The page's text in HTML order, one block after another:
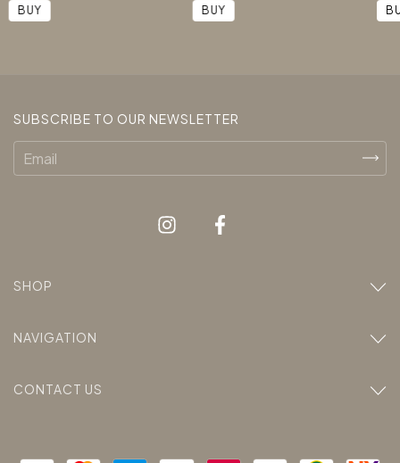
BUY
SUBSCRIBE TO OUR NEWSLETTER
SHOP
NAVIGATION
CONTACT US